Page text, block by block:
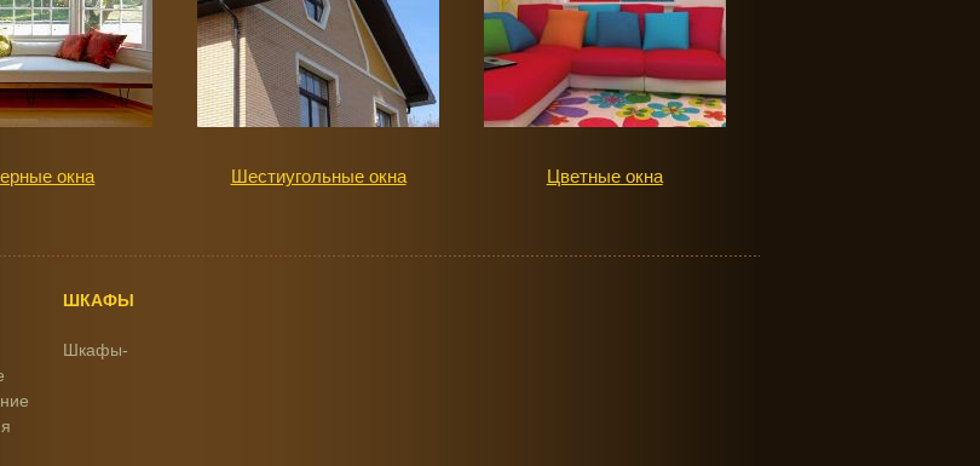
окна Шестиугольные окна Цветные окна
ШКАФЫ
Шкафы-